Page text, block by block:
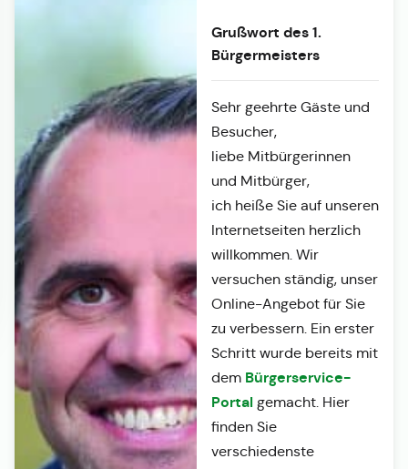
Grußwort des 1.
Bürgermeisters
Sehr geehrte Gäste und
Besucher,
liebe Mitbürgerinnen
und Mitbürger,
ich heiße Sie auf unseren
Internetseiten herzlich
willkommen. Wir
versuchen ständig, unser
Online-Angebot für Sie
zu verbessern. Ein erster
Schritt wurde bereits mit
dem Bürgerservice-
Portalgemacht. Hier
finden Sie
verschiedenste